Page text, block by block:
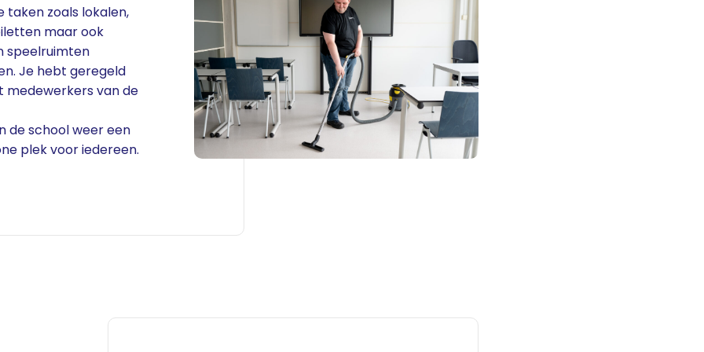
taken zoals lokalen,
maar ook
speelruimten
Je hebt geregeld
van de
de school weer een
plek voor iedereen.